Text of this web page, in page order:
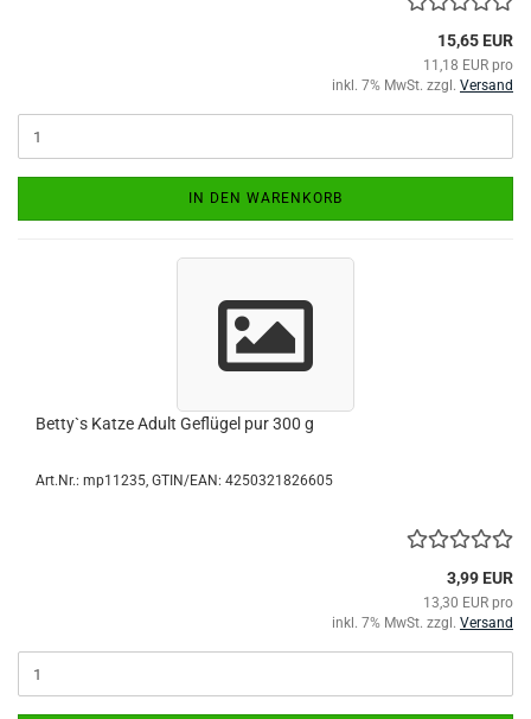
15,65 EUR
11,18 EUR pro
inkl. 7% MwSt. zzgl. Versand
IN DEN WARENKORB
Betty`s Katze Adult Geflügel pur 300 g
Art.Nr.: mp11235 GTIN/EAN: 4250321826605
3,99 EUR
13,30 EUR pro
inkl. 7% MwSt. zzgl. Versand